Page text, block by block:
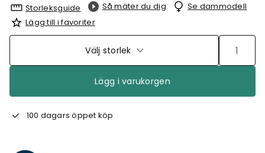
Storleksguide Så mäter du dig
Se dammodell
Lägg till i favoriter
Välj storlek
Lägg i varukorgen
100 dagars öppet köp